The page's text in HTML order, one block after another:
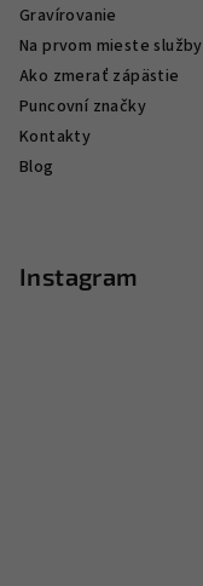
Gravírovanie
Na prvom mieste služby
Ako zmerať zápästie
Puncovní značky
Kontakty
Blog
Instagram